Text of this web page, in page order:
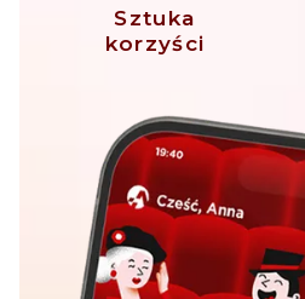
Sztuka
korzyści